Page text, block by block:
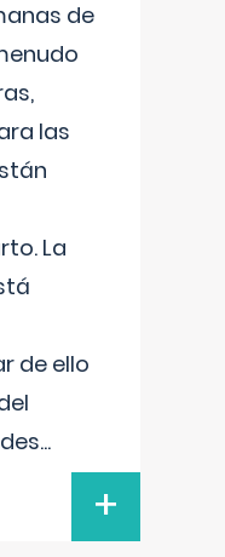
de
las
La
de ello
...
+